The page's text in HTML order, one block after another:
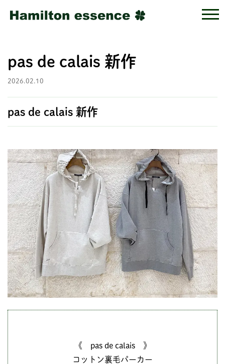
pas de calais 新作
2026.02.10
pas de calais 新作
《 pas de calais 》
コットン裏毛パーカー